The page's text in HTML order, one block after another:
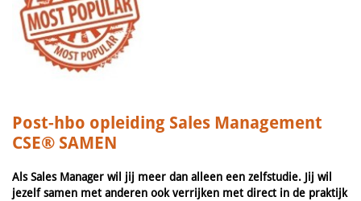
Post-hbo opleiding Sales Management
CSE® SAMEN
Als Sales Manager wil jij meer dan alleen een zelfstudie. Jij wil
jezelf samen met anderen ook verrijken met direct in de praktijk